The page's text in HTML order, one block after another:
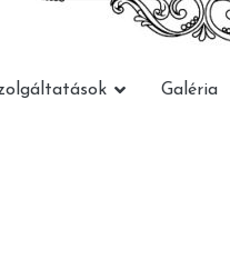
Galéria